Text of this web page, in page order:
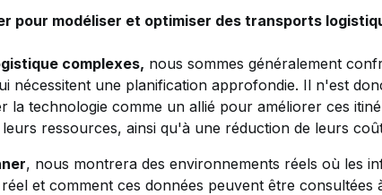
pour modéliser et optimiser des transports
complexes, nous sommes généralement
nécessitent une planification approfondie. Il n'est
la technologie comme un allié pour améliorer ces
ressources, ainsi qu'à une réduction de leurs
, nous montrera des environnements réels où les
et comment ces données peuvent être consultées